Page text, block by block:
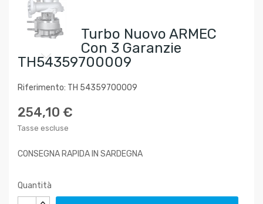
Turbo Nuovo ARMEC
Con 3 Garanzie
TH54359700009
Riferimento: TH 54359700009
254,10 €
Tasse escluse
CONSEGNA RAPIDA IN SARDEGNA
Quantità